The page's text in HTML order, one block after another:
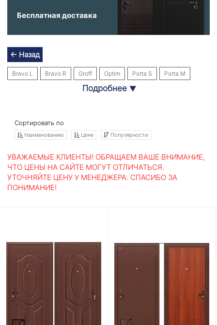
Бесплатная доставка
← Назад
Bravo L Bravo R Groff Optim Porta S Porta М
Противопожарные двери
Подробнее ▼
Сортировать по
Наименованию Цене Популярности
УВАЖАЕМЫЕ КЛИЕНТЫ! ОБРАЩАЕМ ВАШЕ ВНИМАНИЕ,
ЧТО ЦЕНЫ НА САЙТЕ МОГУТ ОТЛИЧАТЬСЯ.
УТОЧНЯЙТЕ ЦЕНУ У МЕНЕДЖЕРА. СПАСИБО ЗА
ПОНИМАНИЕ!